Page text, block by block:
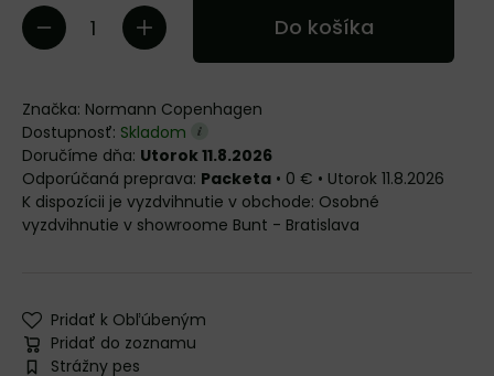
Do košíka
Značka: Normann Copenhagen
Dostupnosť: Skladom
Doručíme dňa: Utorok 11.8.2026
Packeta • 0 € • Utorok 11.8.2026
Osobné
vyzdvihnutie v showroome Bunt - Bratislava
Pridať k Obľúbeným
Pridať do zoznamu
Strážny pes